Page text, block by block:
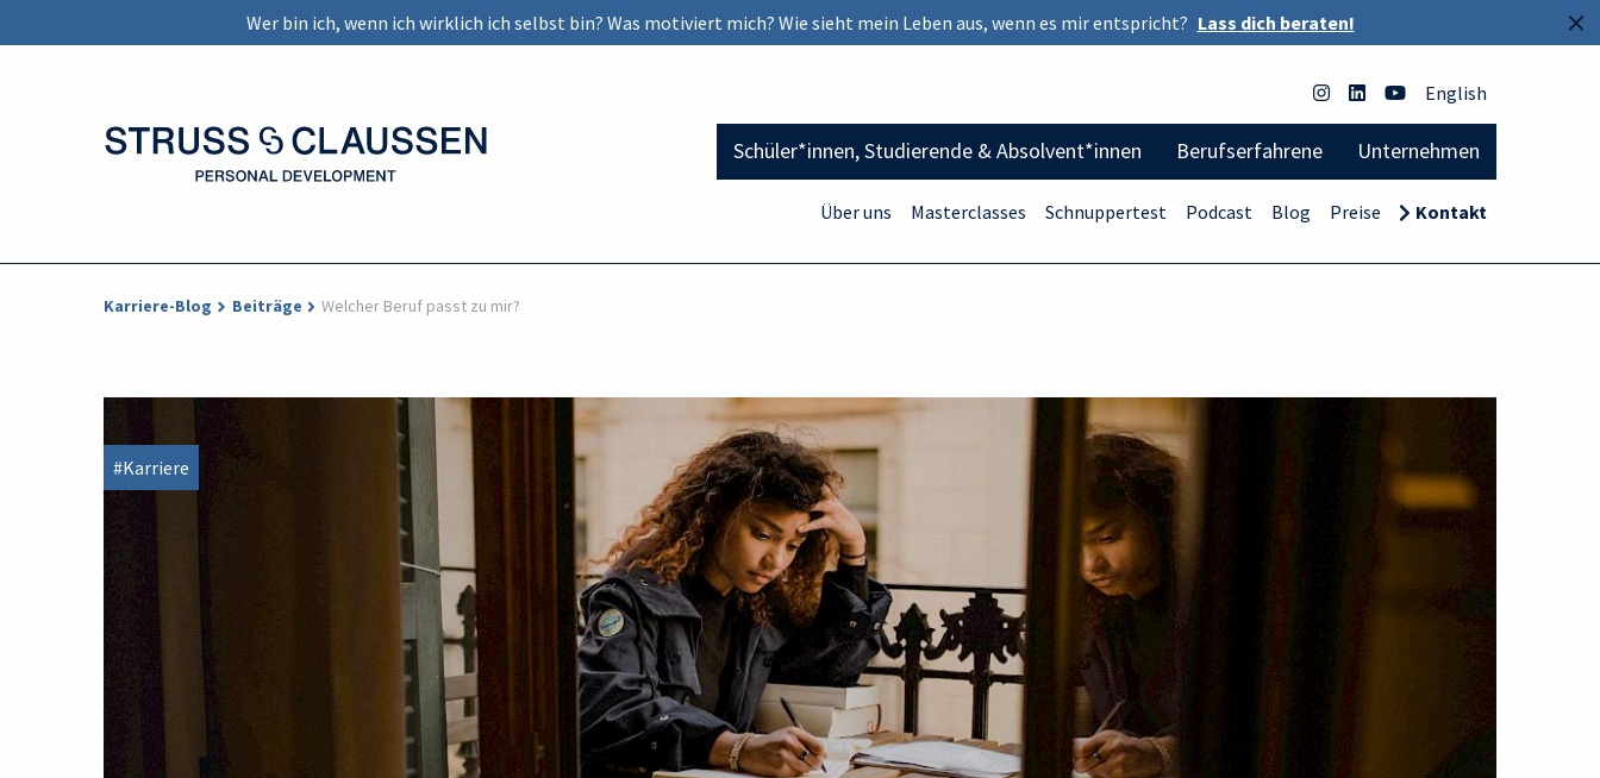
×
Wer bin ich, wenn ich wirklich ich selbst bin? Was motiviert mich? Wie sieht mein Leben aus, wenn es mir entspricht? Lass dich beraten!
English
Schüler*innen, Studierende & Absolvent*innen Berufserfahrene Unternehmen
Über uns Masterclasses Schnuppertest Podcast Blog Preise Kontakt
Karriere-Blog Beiträge Welcher Beruf passt zu mir?
#Karriere